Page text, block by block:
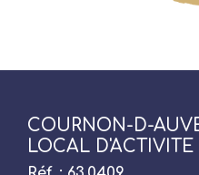
COURNON-D-
LOCAL